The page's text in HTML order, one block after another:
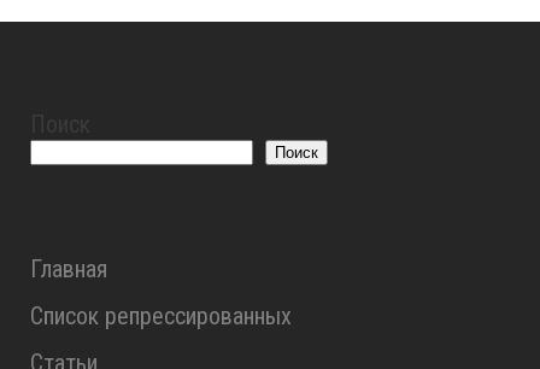
Поиск
Главная
Список репрессированных
Статьи